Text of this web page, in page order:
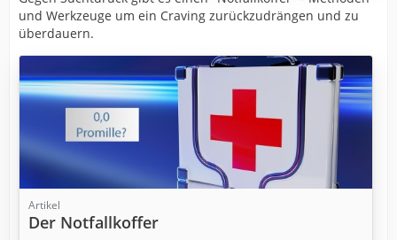
und Werkzeuge um ein Craving zurückzudrängen und zu
überdauern.
Artikel
Der Notfallkoffer